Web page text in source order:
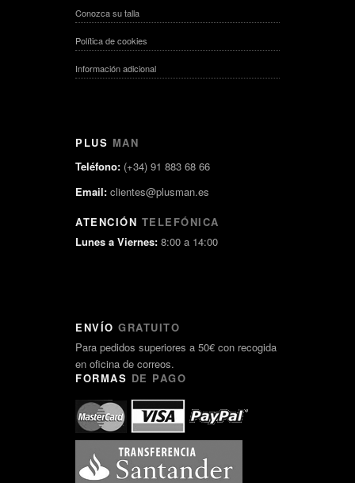
Conozca su talla
Política de cookies
Información adicional
PLUS MAN
Teléfono: (+34) 91 883 68 66
Email: clientes@plusman.es
ATENCIÓN TELEFÓNICA
Lunes a Viernes: 8:00 a 14:00
ENVÍO GRATUITO
Para pedidos superiores a 50€ con recogida
en oficina de correos.
FORMAS DE PAGO